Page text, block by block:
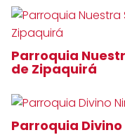
Parroquia
de Zipaquirá
Parroquia Divino